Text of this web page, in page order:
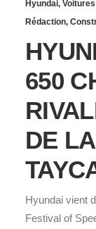
Hyundai,
Rédaction,
650
DE
Hyundai vient
Festival of